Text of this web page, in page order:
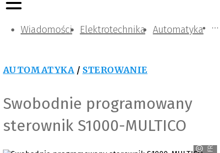
Wiadomości Elektrotechnika Automatyka
Komunikacja i IT
Kontrola
Tematy specjalne
AUTOMATYKA / STEROWANIE
Swobodnie programowany
sterownik S1000-MULTICO
FRISKO